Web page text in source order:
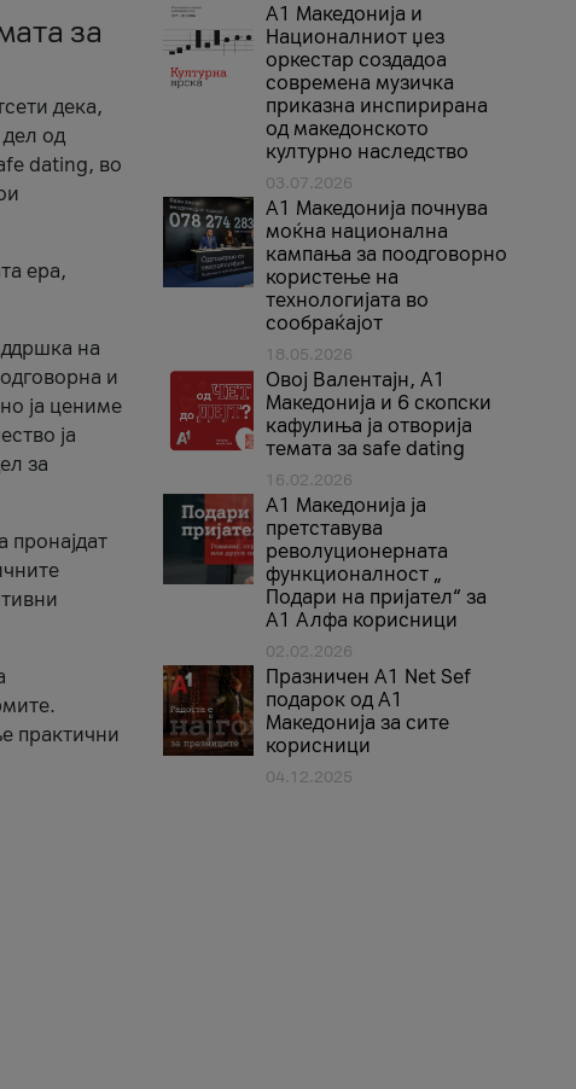
за
дека,
од
dating, во
ера,
на
и
ја цениме
ја
за
пронајдат
практични
А1 Македонија и
Националниот џез
оркестар создадоа
современа музичка
приказна инспирирана
од македонското
културно наследство
03.07.2026
A1 Македонија почнува
моќна национална
кампања за поодговорно
користење на
технологијата во
сообраќајот
18.05.2026
Овој Валентајн, A1
Македонија и 6 скопски
кафулиња ја отворија
темата за safe dating
16.02.2026
А1 Македонија ја
претставува
револуционерната
функционалност „
Подари на пријател“ за
А1 Алфа корисници
02.02.2026
Празничен A1 Net Sеf
подарок од А1
Македонија за сите
корисници
04.12.2025